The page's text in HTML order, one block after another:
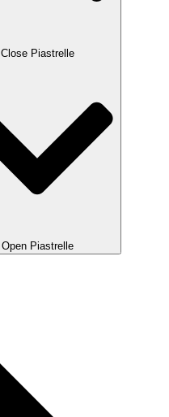
Close Piastrelle
Open Piastrelle